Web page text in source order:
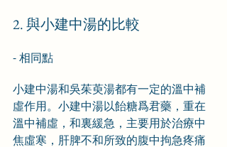
2. 與小建中湯的比較
- 相同點
小建中湯和吳茱萸湯都有一定的溫中補
虛作用。小建中湯以飴糖爲君藥，重在
溫中補虛，和裏緩急，主要用於治療中
焦虛寒，肝脾不和所致的腹中拘急疼痛